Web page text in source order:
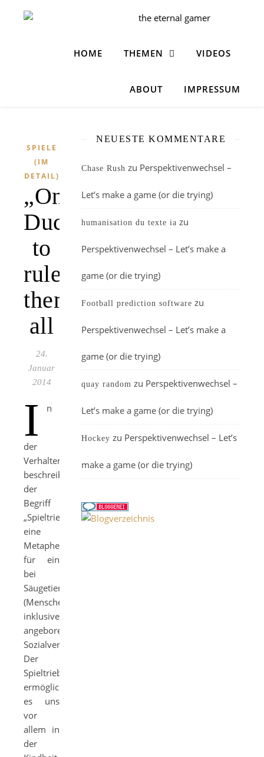
HOME THEMEN VIDEOS
ABOUT IMPRESSUM
SPIELE
(IM
DETAIL)
„One
Duck“
to
rule
them
all
24.
Januar
2014
I n
der
Verhaltensbiologie
beschreibt
der
Begriff
„Spieltrieb“
eine
Metapher
für ein
bei
Säugetieren
(Menschen
inklusive)
angeborenes
Sozialverhalten.
Der
Spieltrieb
ermöglicht
es uns
vor
allem in
der
NEUESTE KOMMENTARE
Chase Rush zu Perspektivenwechsel –
Let’s make a game (or die trying)
humanisation du texte ia zu
Perspektivenwechsel – Let’s make a
game (or die trying)
Football prediction software zu
Perspektivenwechsel – Let’s make a
game (or die trying)
quay random zu Perspektivenwechsel –
Let’s make a game (or die trying)
Hockey zu Perspektivenwechsel – Let’s
make a game (or die trying)